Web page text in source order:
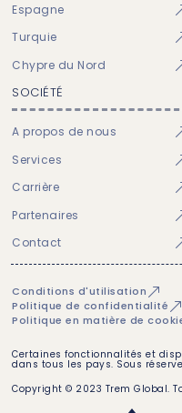
Espagne
Turquie
Chypre du Nord
SOCIÉTÉ
A propos de nous
Services
Carrière
Partenaires
Contact
Conditions d'utilisation
Politique de confidentialité
Politique en matière de
Certaines fonctionnalités et
dans tous les pays. Sous
Copyright © 2023 Trem Global.